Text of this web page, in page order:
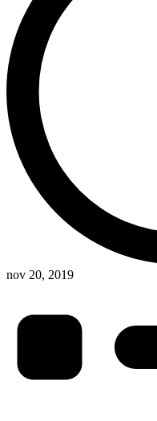
nov 20, 2019